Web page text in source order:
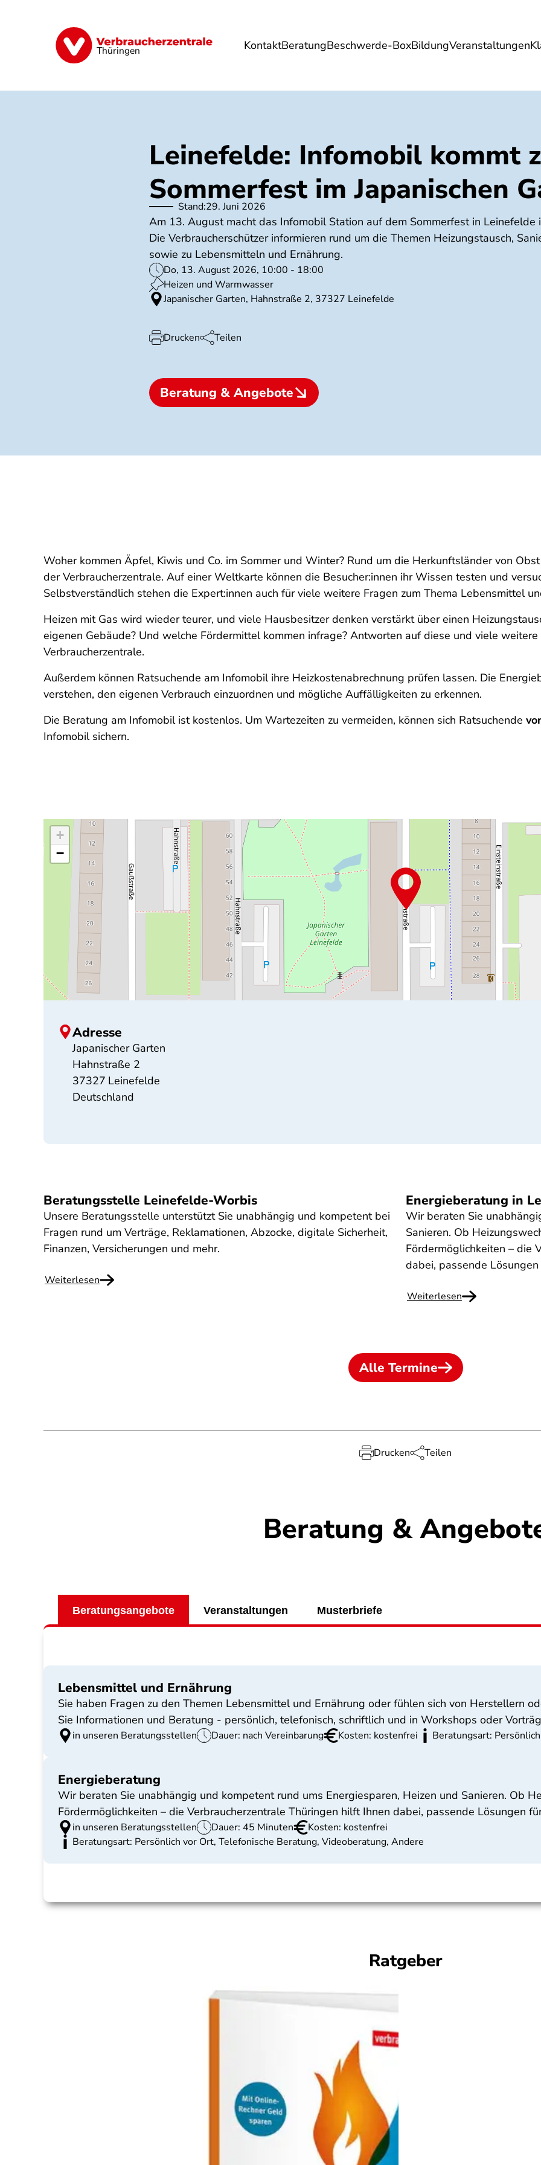
Thüringen KontaktBeratungBeschwerde-BoxBildungVeranstaltungen
Finanzen Digitales Lebensmittel Umwelt Gesundheit Energie
Leinefelde: Infomobil kommt
Sommerfest im Japanischen
Stand:29. Juni 2026
Am 13. August macht das Infomobil Station auf dem Sommerfest in Leinefelde
Die Verbraucherschützer informieren rund um die Themen Heizungstausch,
sowie zu Lebensmitteln und Ernährung.
Do, 13. August 2026, 10:00 - 18:00
Heizen und Warmwasser
Japanischer Garten, Hahnstraße 2, 37327 Leinefelde
Drucken Teilen
Beratung & Angebote
Woher kommen Äpfel, Kiwis und Co. im Sommer und Winter? Rund um die Herkunftsländer von
der Verbraucherzentrale. Auf einer Weltkarte können die Besucher:innen ihr Wissen testen und
Selbstverständlich stehen die Expert:innen auch für viele weitere Fragen zum Thema Lebensmittel
Heizen mit Gas wird wieder teurer, und viele Hausbesitzer denken verstärkt über einen
eigenen Gebäude? Und welche Fördermittel kommen infrage? Antworten auf diese und viele
Verbraucherzentrale.
Außerdem können Ratsuchende am Infomobil ihre Heizkostenabrechnung prüfen lassen. Die
verstehen, den eigenen Verbrauch einzuordnen und mögliche Auffälligkeiten zu erkennen.
Die Beratung am Infomobil ist kostenlos. Um Wartezeiten zu vermeiden, können sich Ratsuchende
Infomobil sichern.
+
−
Adresse
Japanischer Garten
Hahnstraße 2
37327 Leinefelde
Deutschland
Beratungsstelle Leinefelde-Worbis
Unsere Beratungsstelle unterstützt Sie unabhängig und kompetent bei
Fragen rund um Verträge, Reklamationen, Abzocke, digitale Sicherheit,
Finanzen, Versicherungen und mehr.
Weiterlesen
Energieberatung in
Wir beraten Sie
Sanieren. Ob
Fördermöglichkeiten – die
dabei, passende
Weiterlesen
Alle Termine
Drucken Teilen
Beratung &
Beratungsangebote Veranstaltungen Musterbriefe
Lebensmittel und Ernährung
Sie haben Fragen zu den Themen Lebensmittel und Ernährung oder fühlen sich von Herstellern
Sie Informationen und Beratung - persönlich, telefonisch, schriftlich und in Workshops oder
in unseren Beratungsstellen Dauer: nach Vereinbarung Kosten: kostenfrei Beratungsart:
Energieberatung
Wir beraten Sie unabhängig und kompetent rund ums Energiesparen, Heizen und Sanieren. Ob
Fördermöglichkeiten – die Verbraucherzentrale Thüringen hilft Ihnen dabei, passende Lösungen
in unseren Beratungsstellen Dauer: 45 Minuten
Kosten: kostenfrei
Beratungsart: Persönlich vor Ort, Telefonische Beratung, Videoberatung, Andere
Ratgeber